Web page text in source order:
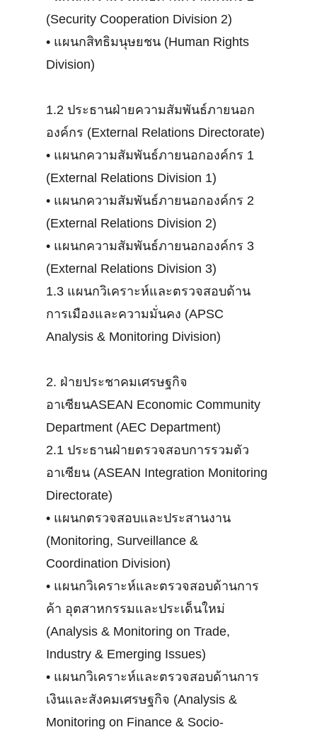
(Security Cooperation Division 2)
• แผนกสิทธิมนุษยชน (Human Rights
Division)
1.2 ประธานฝ่ายความสัมพันธ์ภายนอก
องค์กร (External Relations Directorate)
• แผนกความสัมพันธ์ภายนอกองค์กร 1
(External Relations Division 1)
• แผนกความสัมพันธ์ภายนอกองค์กร 2
(External Relations Division 2)
• แผนกความสัมพันธ์ภายนอกองค์กร 3
(External Relations Division 3)
1.3 แผนกวิเคราะห์และตรวจสอบด้าน
การเมืองและความมั่นคง (APSC
Analysis & Monitoring Division)
2. ฝ่ายประชาคมเศรษฐกิจ
อาเซียนASEAN Economic Community
Department (AEC Department)
2.1 ประธานฝ่ายตรวจสอบการรวมตัว
อาเซียน (ASEAN Integration Monitoring
Directorate)
• แผนกตรวจสอบและประสานงาน
(Monitoring, Surveillance &
Coordination Division)
• แผนกวิเคราะห์และตรวจสอบด้านการ
ค้า อุตสาหกรรมและประเด็นใหม่
(Analysis & Monitoring on Trade,
Industry & Emerging Issues)
• แผนกวิเคราะห์และตรวจสอบด้านการ
เงินและสังคมเศรษฐกิจ (Analysis &
Monitoring on Finance & Socio-